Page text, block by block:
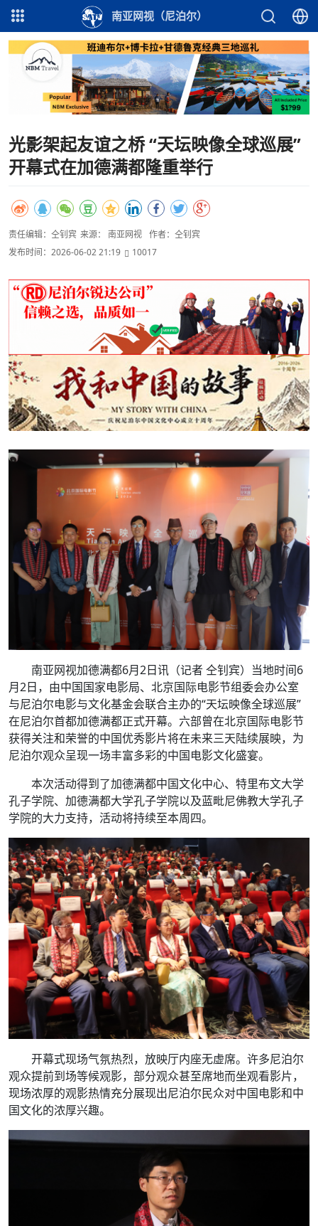
南亚网视（尼泊尔）
光影架起友谊之桥 “天坛映像全球巡展”
开幕式在加德满都隆重举行
责任编辑：仝钊宾 来源： 南亚网视 作者：仝钊宾
发布时间：2026-06-02 21:19
10017
南亚网视加德满都6月2日讯（记者 仝钊宾）当地时间6
月2日，由中国国家电影局、北京国际电影节组委会办公室
与尼泊尔电影与文化基金会联合主办的“天坛映像全球巡展”
在尼泊尔首都加德满都正式开幕。六部曾在北京国际电影节
获得关注和荣誉的中国优秀影片将在未来三天陆续展映，为
尼泊尔观众呈现一场丰富多彩的中国电影文化盛宴。
本次活动得到了加德满都中国文化中心、特里布文大学
孔子学院、加德满都大学孔子学院以及蓝毗尼佛教大学孔子
学院的大力支持，活动将持续至本周四。
开幕式现场气氛热烈，放映厅内座无虚席。许多尼泊尔
观众提前到场等候观影，部分观众甚至席地而坐观看影片，
现场浓厚的观影热情充分展现出尼泊尔民众对中国电影和中
国文化的浓厚兴趣。